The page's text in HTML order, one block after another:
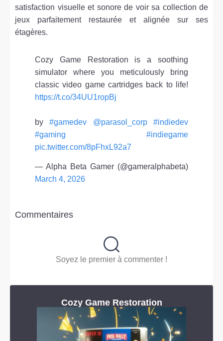
satisfaction visuelle et sonore de voir sa collection de
jeux parfaitement restaurée et alignée sur ses
étagères.
Cozy Game Restoration is a soothing
simulator where you meticulously bring
classic video game cartridges back to life!
https://t.co/34UU1ropBj
by#gamedev @parasol_corp
#indiedev
#gaming
#indiegame
pic.twitter.com/8pFhxL92a7
— Alpha Beta Gamer (@gameralphabeta)
March 4, 2026
Commentaires
Soyez le premier à commenter !
Cozy Game Restoration